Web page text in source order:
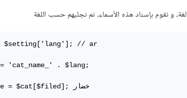
$setting['lang']; // ar
'cat_name_' . $lang;
cat_name = $cat[$filed]; خضار